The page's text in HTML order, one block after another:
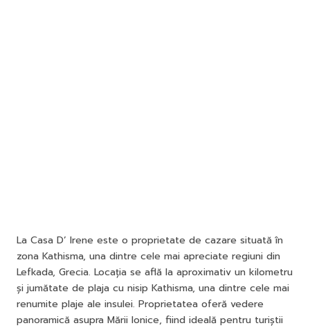
La Casa D’ Irene este o proprietate de cazare situată în
zona Kathisma, una dintre cele mai apreciate regiuni din
Lefkada, Grecia. Locația se află la aproximativ un kilometru
și jumătate de plaja cu nisip Kathisma, una dintre cele mai
renumite plaje ale insulei. Proprietatea oferă vedere
panoramică asupra Mării Ionice, fiind ideală pentru turiștii